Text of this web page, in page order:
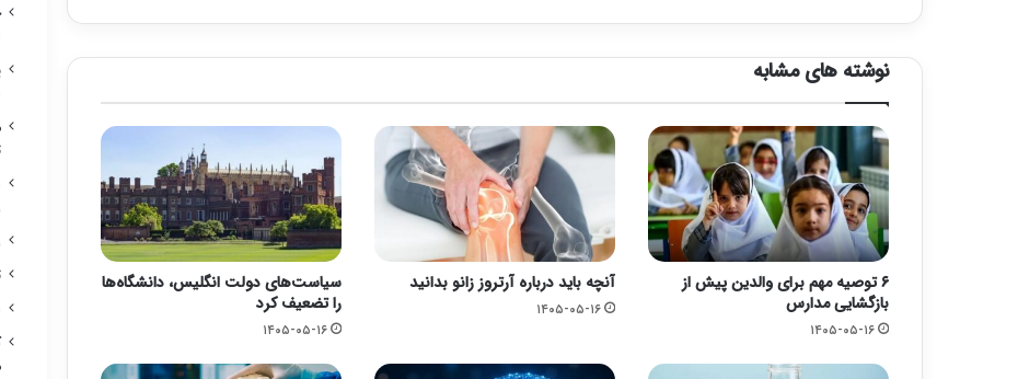
نوشته های مشابه
۶ توصیه مهم برای والدین پیش از
بازگشایی مدارس
۱۴۰۵-۰۵-۱۶
آنچه باید درباره آرتروز زانو بدانید
۱۴۰۵-۰۵-۱۶
سیاست‌های دولت انگلیس، دانشگاه‌ها
را تضعیف کرد
۱۴۰۵-۰۵-۱۶